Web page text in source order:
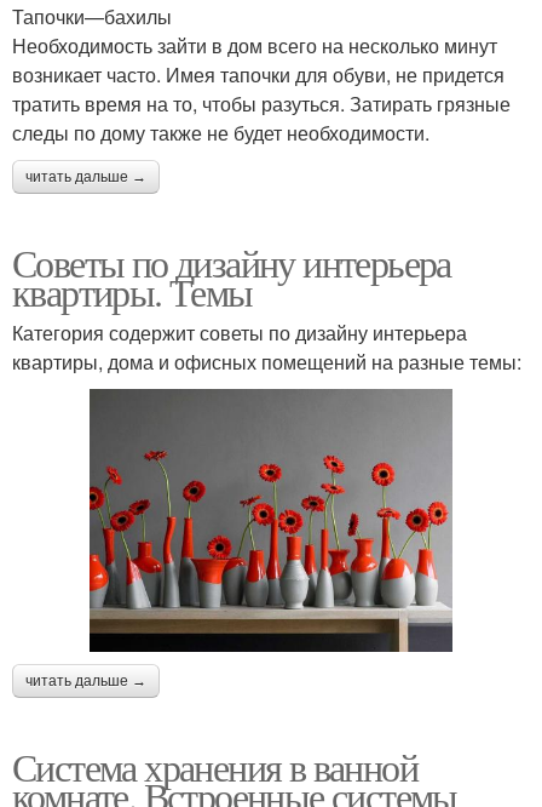
Тапочки—бахилы
Необходимость зайти в дом всего на несколько минут
возникает часто. Имея тапочки для обуви, не придется
тратить время на то, чтобы разуться. Затирать грязные
следы по дому также не будет необходимости.
читать дальше →
Советы по дизайну интерьера
квартиры. Темы
Категория содержит советы по дизайну интерьера
квартиры, дома и офисных помещений на разные темы:
читать дальше →
Система хранения в ванной
комнате. Встроенные системы